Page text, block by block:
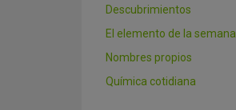
Descubrimientos
El elemento de la semana
Nombres propios
Química cotidiana